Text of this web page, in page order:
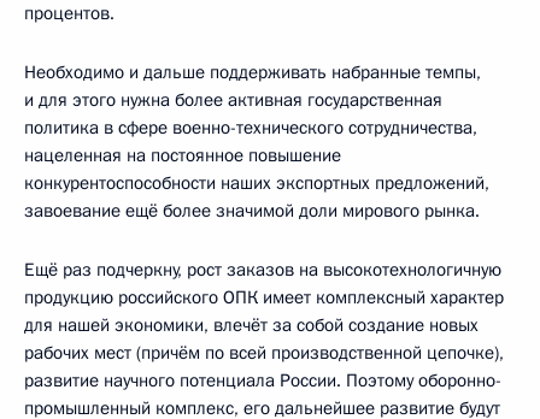
процентов.
Необходимо и дальше поддерживать набранные темпы,
и для этого нужна более активная государственная
политика в сфере военно-технического сотрудничества,
нацеленная на постоянное повышение
конкурентоспособности наших экспортных предложений,
завоевание ещё более значимой доли мирового рынка.
Ещё раз подчеркну, рост заказов на высокотехнологичную
продукцию российского ОПК имеет комплексный характер
для нашей экономики, влечёт за собой создание новых
рабочих мест (причём по всей производственной цепочке),
развитие научного потенциала России. Поэтому оборонно-
промышленный комплекс, его дальнейшее развитие будут